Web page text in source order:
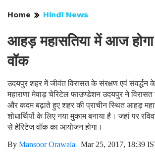
Home Hindi News
आहड़ महासतिया में आज
वॉक
उदयपुर शहर में जीवंत विरासत के संरक्षण एवं संवर्द्धन के
महाराणा मेवाड़ चेरिटेल फाउण्डेशन उदयपुर ने
और कदम बढ़ाते हुए शहर की प्राचीन स्थित आहड़
शोधार्थियों के लिए नया मुकाम बनाया है। जहां पर
से हेरिटेज वॉक का आयोजन होगा।
By Mansoor Orawala | Mar 25, 2017, 18:39